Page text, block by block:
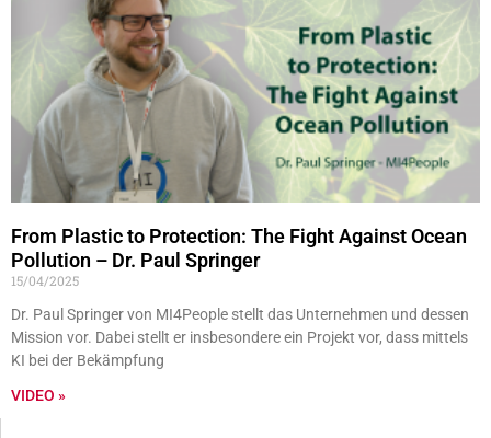
From Plastic to Protection: The Fight Against Ocean
Pollution – Dr. Paul Springer
15/04/2025
Dr. Paul Springer von MI4People stellt das Unternehmen und dessen
Mission vor. Dabei stellt er insbesondere ein Projekt vor, dass mittels
KI bei der Bekämpfung
VIDEO »